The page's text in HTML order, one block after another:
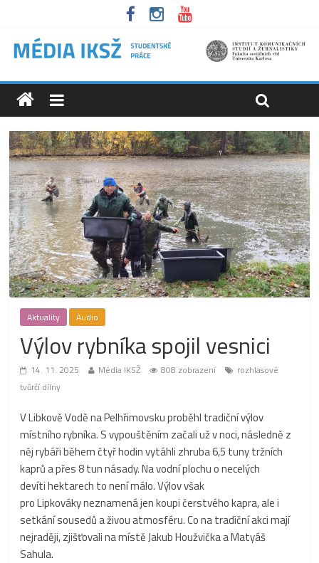
Aktuality Audio
Výlov rybníka spojil vesnici
14. 11. 2025 Média IKSŽ 808 zobrazení
rozhlasové
tvůrčí dílny
V Libkově Vodě na Pelhřimovsku proběhl tradiční výlov
místního rybníka. S vypouštěním začali už v noci, následně z
něj rybáři během čtyř hodin vytáhli zhruba 6,5 tuny tržních
kaprů a přes 8 tun násady. Na vodní plochu o necelých
devíti hektarech to není málo. Výlov však
pro Lipkováky neznamená jen koupi čerstvého kapra, ale i
setkání sousedů a živou atmosféru. Co na tradiční akci mají
nejraději, zjišťovali na místě Jakub Houžvička a Matyáš
Sahula.